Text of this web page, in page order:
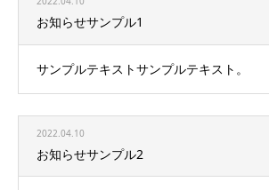
お知らせサンプル1
サンプルテキストサンプルテキスト。
2022.04.10
お知らせサンプル2